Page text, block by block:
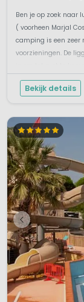
Ben je op zoek naar
( voorheen Marjal
camping is een zeer
voorzieningen. De
Bekijk details